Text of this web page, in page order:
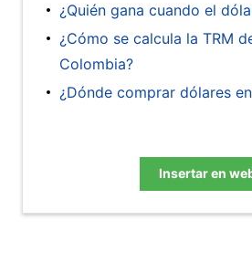
¿Quién gana cuando el
¿Cómo se calcula la TRM
Colombia?
¿Dónde comprar dólares
Insertar en